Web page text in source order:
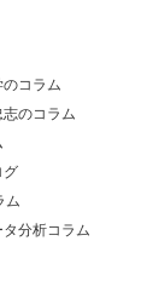
コラム
のコラム
グ
ム
分析コラム